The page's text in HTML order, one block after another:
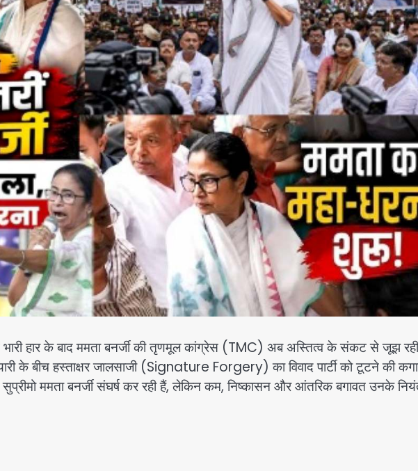
में भारी हार के बाद ममता बनर्जी की तृणमूल कांग्रेस (TMC) अब अस्तित्व के संकट से जूझ
के बीच हस्ताक्षर जालसाजी (Signature Forgery) का विवाद पार्टी को टूटने की
ममता बनर्जी संघर्ष कर रही हैं, लेकिन कम, निष्कासन और आंतरिक बगावत उनके